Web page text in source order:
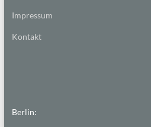
Impressum
Kontakt
Berlin: